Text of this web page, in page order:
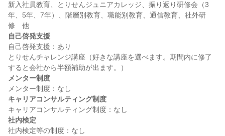
新入社員教育、とりせんジュニアカレッジ、振り返り研修会（3
年、5年、7年）、階層別教育、職能別教育、通信教育、社外研
自己啓発支援
自己啓発支援：あり
とりせんチャレンジ講座（好きな講座を選べます。期間内に修了
メンター制度
キャリアコンサルティング制度
社内検定